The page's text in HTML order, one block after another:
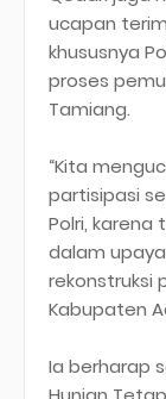
ucapan
khususnya
proses
Tamiang.
“Kita
partisipasi
Polri,
dalam
rekonstruksi
Kabupaten
Ia berharap